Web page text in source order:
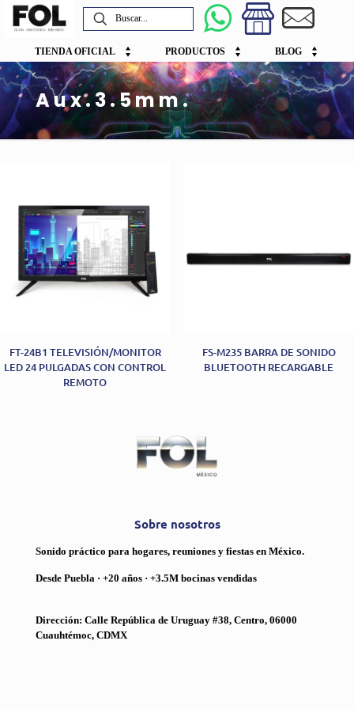
TIENDA OFICIAL PRODUCTOS BLOG
Aux.3.5mm.
FT-24B1 TELEVISIÓN/MONITOR
LED 24 PULGADAS CON CONTROL
REMOTO
FS-M235 BARRA DE SONIDO
BLUETOOTH RECARGABLE
Sobre nosotros
Sonido práctico para hogares, reuniones y fiestas en México.
Desde Puebla · +20 años · +3.5M bocinas vendidas
Dirección: Calle República de Uruguay #38, Centro, 06000
Cuauhtémoc, CDMX